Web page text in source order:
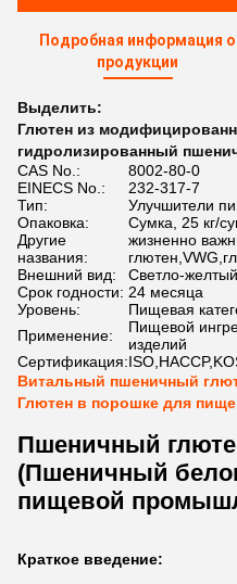
Подробная информация о
продукции
Выделить:
Глютен из
гидролизированный
CAS No.:
8002-80-0
EINECS No.:
232-317-7
Тип:
Улучшители
Опаковка:
Сумка, 25 кг/
Другие
названия:
жизненно
Внешний вид:
Светло-
Срок годности: 24 месяца
Уровень:
Пищевая
Применение:
Пищевой
изделий
Сертификация:
Витальный пшеничный
Глютен в порошке для
Пшеничный
(Пшеничный
пищевой
Краткое введение: